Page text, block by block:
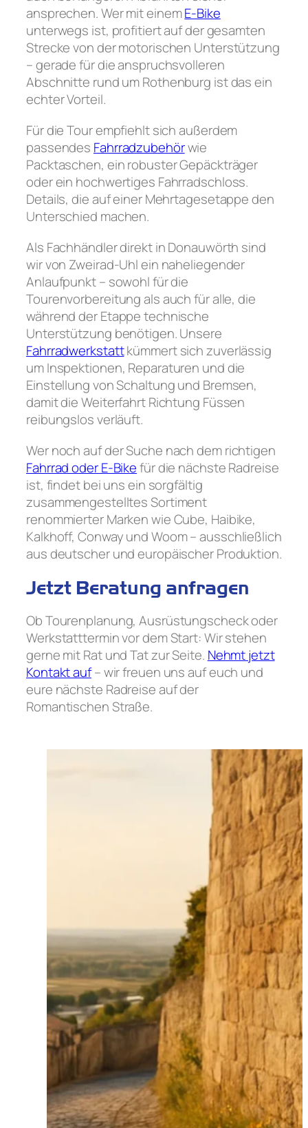
ansprechen. Wer mit einemE-Bike
unterwegs ist, profitiert auf der gesamten
Strecke von der motorischen Unterstützung
– gerade für die anspruchsvolleren
Abschnitte rund um Rothenburg ist das ein
echter Vorteil.
Für die Tour empfiehlt sich außerdem
passendes Fahrradzubehörwie
Packtaschen, ein robuster Gepäckträger
oder ein hochwertiges Fahrradschloss.
Details, die auf einer Mehrtagesetappe den
Unterschied machen.
Als Fachhändler direkt in Donauwörth sind
wir von Zweirad-Uhl ein naheliegender
Anlaufpunkt – sowohl für die
Tourenvorbereitung als auch für alle, die
während der Etappe technische
Unterstützung benötigen. Unsere
Fahrradwerkstattkümmert sich zuverlässig
um Inspektionen, Reparaturen und die
Einstellung von Schaltung und Bremsen,
damit die Weiterfahrt Richtung Füssen
reibungslos verläuft.
Wer noch auf der Suche nach dem richtigen
Fahrrad oder E-Bikefür die nächste Radreise
ist, findet bei uns ein sorgfältig
zusammengestelltes Sortiment
renommierter Marken wie Cube, Haibike,
Kalkhoff, Conway und Woom – ausschließlich
aus deutscher und europäischer Produktion.
Jetzt Beratung anfragen
Ob Tourenplanung, Ausrüstungscheck oder
Werkstatttermin vor dem Start: Wir stehen
gerne mit Rat und Tat zur Seite. Nehmt jetzt
Kontakt auf– wir freuen uns auf euch und
eure nächste Radreise auf der
Romantischen Straße.